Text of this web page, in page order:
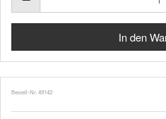
Bestell-Nr. 49142